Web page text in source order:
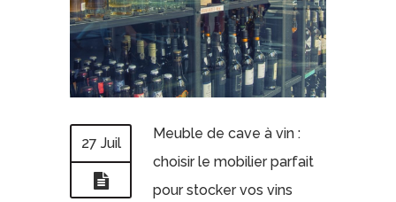
27 Juil
Meuble de cave à vin :
choisir le mobilier parfait
pour stocker vos vins